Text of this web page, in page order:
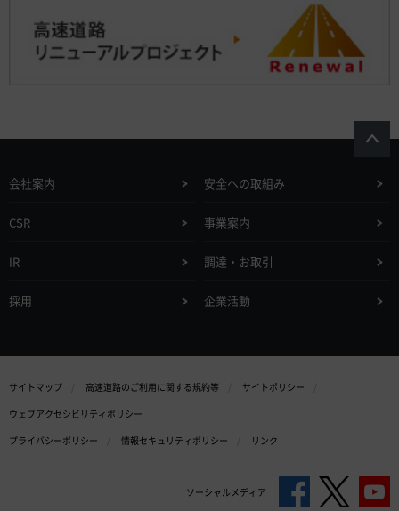
会社案内 安全への取組み
CSR 事業案内
IR 調達・お取引
採用 企業活動
サイトマップ 高速道路のご利用に関する規約等
サイトポリシー
ウェブアクセシビリティポリシー
プライバシーポリシー
情報セキュリティポリシー リンク
ソーシャルメディア